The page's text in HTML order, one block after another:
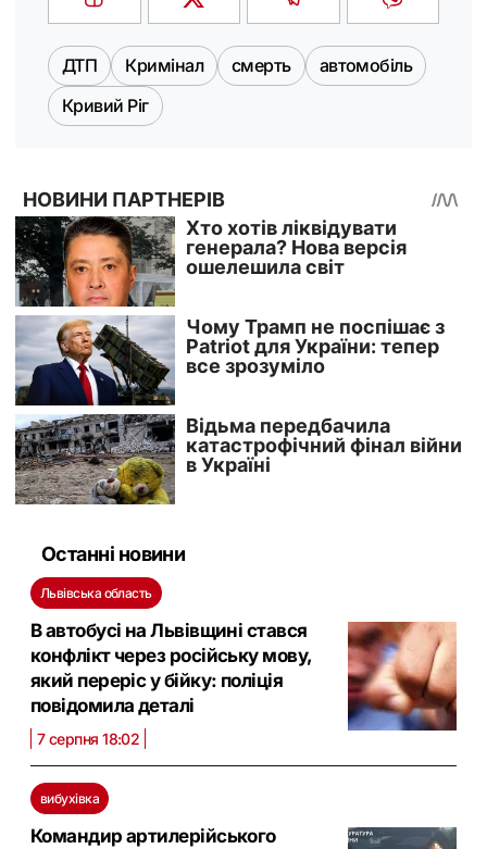
ДТП Кримінал смерть
автомобіль
Кривий Ріг
Останні новини
Львівська область
В автобусі на Львівщині стався
конфлікт через російську мову,
який переріс у бійку: поліція
повідомила деталі
7 серпня 18:02
вибухівка
Командир артилерійського